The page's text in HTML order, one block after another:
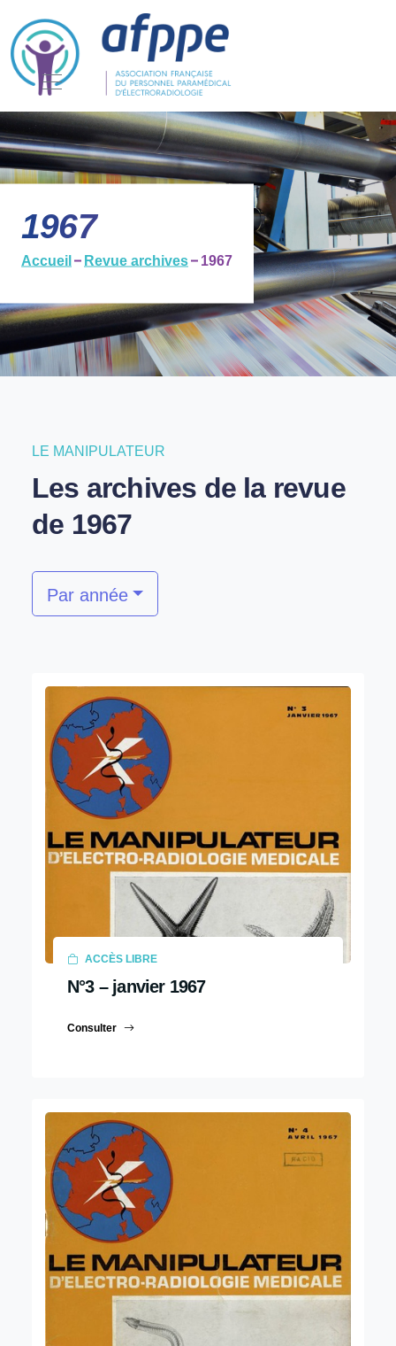
1967
Accueil Revue archives 1967
LE MANIPULATEUR
Les archives de la revue
de 1967
Par année
ACCÈS LIBRE
N°3 – janvier 1967
Consulter